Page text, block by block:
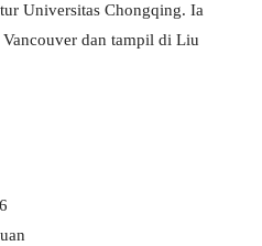
Universitas Chongqing. Ia
dan tampil di Liu